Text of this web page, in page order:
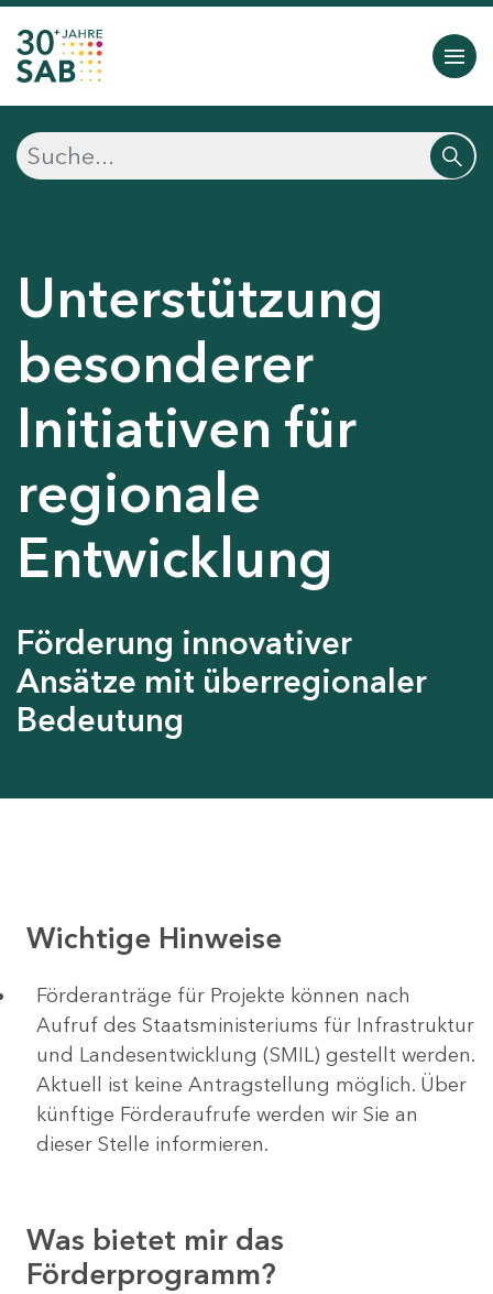
Unterstützung
besonderer
Initiativen für
regionale
Entwicklung
Förderung innovativer
Ansätze mit überregionaler
Bedeutung
Wichtige Hinweise
Förderanträge für Projekte können nach
Aufruf des Staatsministeriums für Infrastruktur
und Landesentwicklung (SMIL) gestellt werden.
Aktuell ist keine Antragstellung möglich. Über
künftige Förderaufrufe werden wir Sie an
dieser Stelle informieren.
Was bietet mir das
Förderprogramm?